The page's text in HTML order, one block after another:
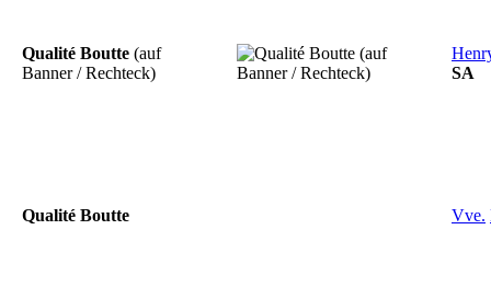
Qualité Boutte (auf
Banner / Rechteck)
SA
Qualité Boutte Vve.